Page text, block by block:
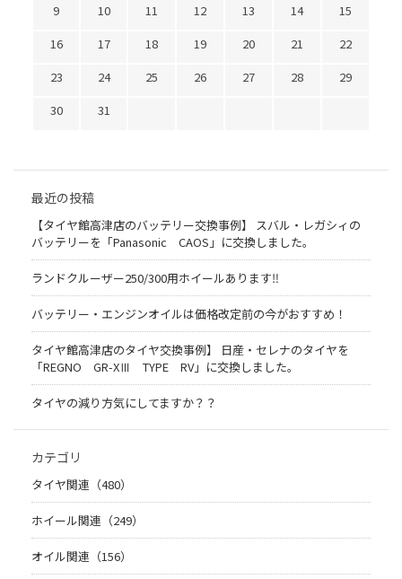
9
10 11 12 13 14
15
16
17 18 19 20 21
22
23
24 25 26 27 28
29
30
31
最近の投稿
【タイヤ館高津店のバッテリー交換事例】 スバル・レガシィの
バッテリーを「Panasonic CAOS」に交換しました。
ランドクルーザー250/300用ホイールあります‼
バッテリー・エンジンオイルは価格改定前の今がおすすめ！
タイヤ館高津店のタイヤ交換事例】 日産・セレナのタイヤを
「REGNO GR-XⅢ TYPE RV」に交換しました。
タイヤの減り方気にしてますか？？
カテゴリ
タイヤ関連（480）
ホイール関連（249）
オイル関連（156）